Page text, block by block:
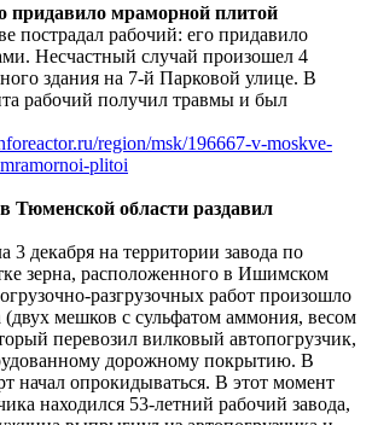
придавило мраморной плитой
пострадал рабочий: его придавило
Несчастный случай произошел 4
здания на 7-й Парковой улице. В
рабочий получил травмы и был
region/msk/196667-v-moskve-
plitoi
Тюменской области раздавил
3 декабря на территории завода по
зерна, расположенного в Ишимском
разгрузочных работ произошло
(двух мешков с сульфатом аммония, весом
перевозил вилковый автопогрузчик,
дорожному покрытию. В
начал опрокидываться. В этот момент
находился 53-летний рабочий завода,